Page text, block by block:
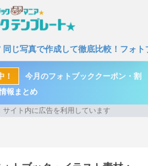
同じ写真で作成して徹底比較！フォ
！
今月のフォトブッククーポン・割
報まとめ